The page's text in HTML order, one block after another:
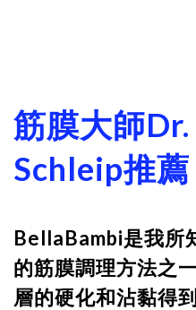
筋膜大師
Schleip推薦
BellaBambi是我所
的筋膜調理方法之
層的硬化和沾黏得